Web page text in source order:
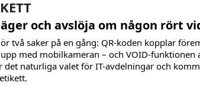
och avslöja om någon rört
två saker på en gång: QR-koden kopplar
med mobilkameran – och VOID-
det naturliga valet för IT-avdelningar och